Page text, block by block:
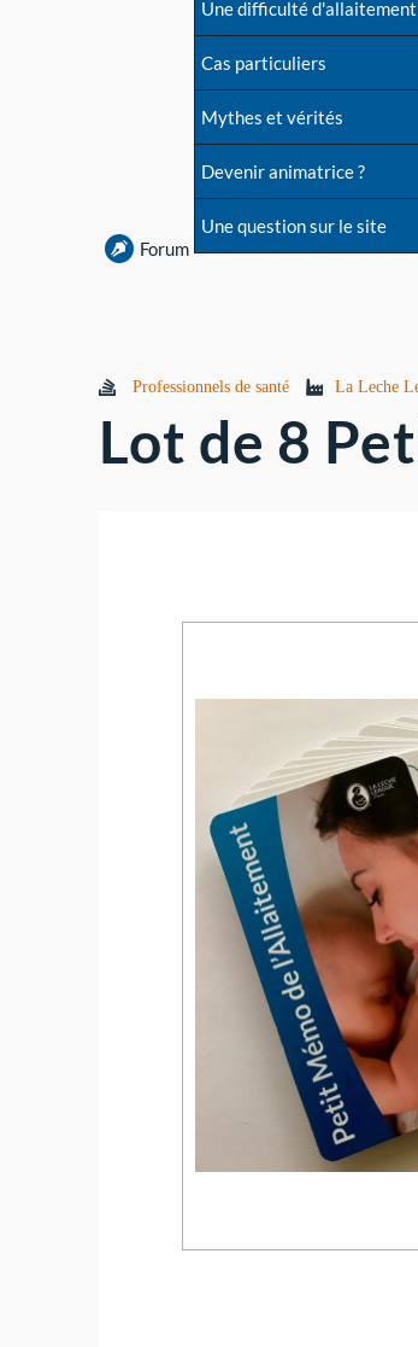
Forum
Une difficulté d'allaitement
Cas particuliers
Mythes et vérités
Devenir animatrice ?
Une question sur le site
Professionnels de santé La Leche
Lot de 8